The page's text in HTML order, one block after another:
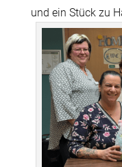
und ein Stück zu